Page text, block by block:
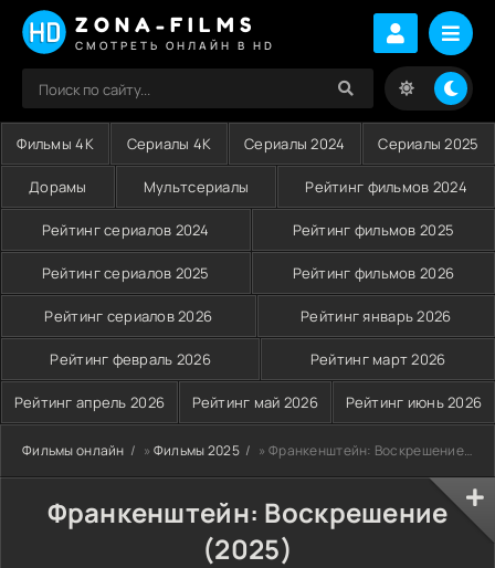
ZONA-FILMS
СМОТРЕТЬ ОНЛАЙН В HD
Фильмы 4K Сериалы 4K Сериалы 2024 Сериалы 2025
Дорамы Мультсериалы Рейтинг фильмов 2024
Рейтинг сериалов 2024 Рейтинг фильмов 2025
Рейтинг сериалов 2025 Рейтинг фильмов 2026
Рейтинг сериалов 2026 Рейтинг январь 2026
Рейтинг февраль 2026 Рейтинг март 2026
Рейтинг апрель 2026 Рейтинг май 2026 Рейтинг июнь 2026
Фильмы онлайн » Фильмы 2025 » Франкенштейн: Воскрешение (2025)
Франкенштейн: Воскрешение
(2025)